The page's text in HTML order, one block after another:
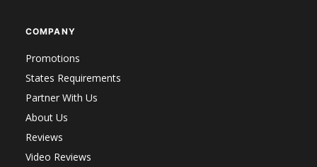
COMPANY
Promotions
States Requirements
Partner With Us
About Us
Reviews
Video Reviews